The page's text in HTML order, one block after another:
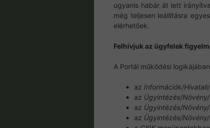
ugyanis habár át lett
még teljesen leállításra
elérhetőek.
Felhívjuk az ügyfelek
A Portál működési
az Információk/
az Ügyintézés/
az Ügyintézés/
az Ügyintézés/